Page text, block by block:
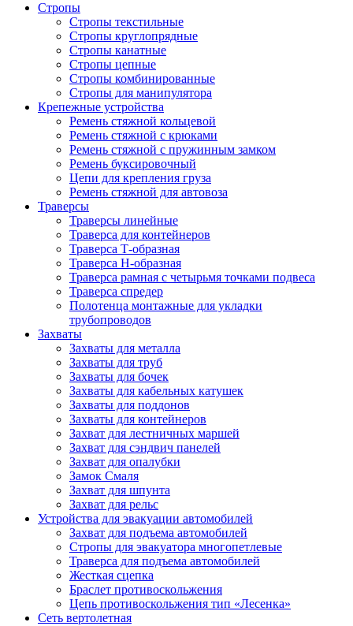
Стропы
Стропы текстильные
Стропы круглопрядные
Стропы канатные
Стропы цепные
Стропы комбинированные
Стропы для манипулятора
Крепежные устройства
Ремень стяжной кольцевой
Ремень стяжной с крюками
Ремень стяжной с пружинным замком
Ремень буксировочный
Цепи для крепления груза
Ремень стяжной для автовоза
Траверсы
Траверсы линейные
Траверса для контейнеров
Траверса Т-образная
Траверса Н-образная
Траверса рамная с четырьмя точками подвеса
Траверса спредер
Полотенца монтажные для укладки
трубопроводов
Захваты
Захваты для металла
Захваты для труб
Захваты для бочек
Захваты для кабельных катушек
Захваты для поддонов
Захваты для контейнеров
Захват для лестничных маршей
Захват для сэндвич панелей
Захват для опалубки
Замок Смаля
Захват для шпунта
Захват для рельс
Устройства для эвакуации автомобилей
Захват для подъема автомобилей
Стропы для эвакуатора многопетлевые
Траверса для подъема автомобилей
Жесткая сцепка
Браслет противоскольжения
Цепь противоскольжения тип «Лесенка»
Сеть вертолетная